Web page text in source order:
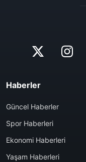
Haberler
Güncel Haberler
Spor Haberleri
Ekonomi Haberleri
Yaşam Haberleri